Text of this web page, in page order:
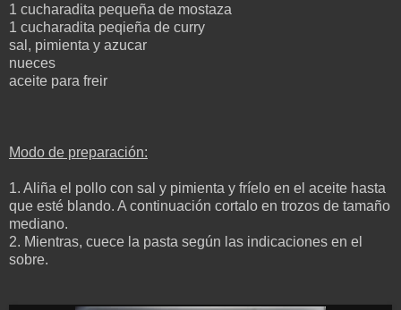
1 cucharadita pequeña de mostaza
1 cucharadita peqieña de curry
sal, pimienta y azucar
nueces
aceite para freir
Modo de preparación:
1. Aliña el pollo con sal y pimienta y fríelo en el aceite hasta
que esté blando. A continuación cortalo en trozos de tamaño
mediano.
2. Mientras, cuece la pasta según las indicaciones en el
sobre.